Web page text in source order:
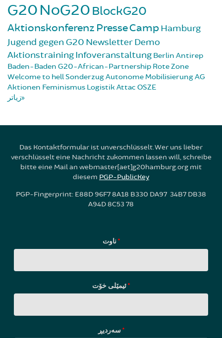
G20NoG20 BlockG20
Aktionskonferenz PresseCampHamburg
Jugend gegen G20 NewsletterDemo
AktionstrainingInfoveranstaltung Berlin Antirep
Baden-Baden G20-African-Partnership Rote Zone
Welcome to hellSonderzugAutonome MobilisierungAG
Aktionen Feminismus Logistik Attac OSZE
زیاتر
Das Kontaktformular ist unverschlüsselt. Wer uns lieber
verschlüsselt eine Nachricht zukommen lassen will, schreibe
bitte eine Mail an webmaster[aet]g20hamburg.org mit
diesem PGP-PublicKey
PGP-Fingerprint: E88D 96F7 8A18 B330 DA97 34B7 DB38
A94D 8C53 78
ناوت*
*
سه‌ردیڕ*